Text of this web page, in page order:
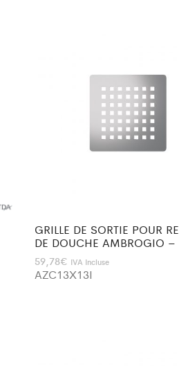
GRILLE DE SORTIE POUR
DE DOUCHE AMBROGIO
59,78€ IVA Incluse
AZC13X13I